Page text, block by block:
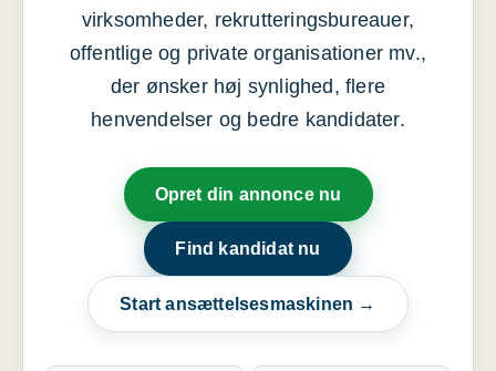
virksomheder, rekrutteringsbureauer,
offentlige og private organisationer mv.,
der ønsker høj synlighed, flere
henvendelser og bedre kandidater.
Opret din annonce nu
Find kandidat nu
Start ansættelsesmaskinen →